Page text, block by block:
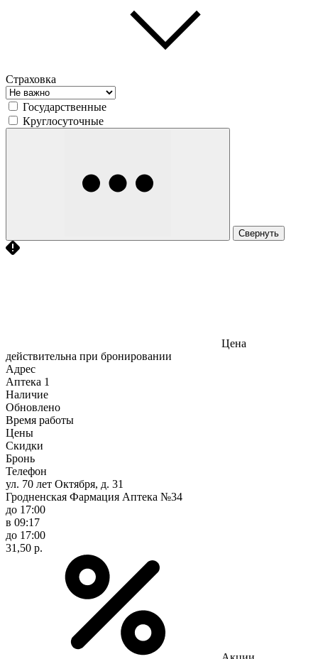
Страховка
Государственные
Круглосуточные
Свернуть
Цена
действительна при бронировании
Адрес
Аптека 1
Наличие
Обновлено
Время работы
Цены
Скидки
Бронь
Телефон
ул. 70 лет Октября, д. 31
Гродненская Фармация Аптека №34
до 17:00
в 09:17
до 17:00
31,50 р.